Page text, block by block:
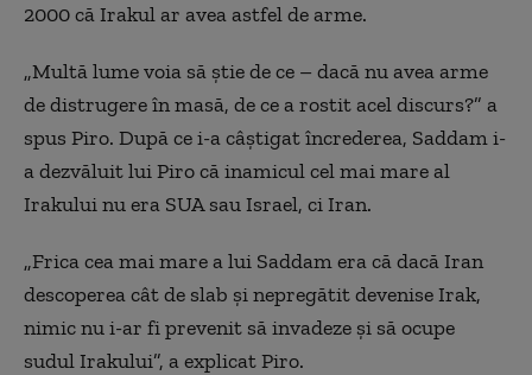
2000 că Irakul ar avea astfel de arme.
„Multă lume voia să știe de ce – dacă nu avea arme
de distrugere în masă, de ce a rostit acel discurs?” a
spus Piro. După ce i-a câștigat încrederea, Saddam i-
a dezvăluit lui Piro că inamicul cel mai mare al
Irakului nu era SUA sau Israel, ci Iran.
„Frica cea mai mare a lui Saddam era că dacă Iran
descoperea cât de slab și nepregătit devenise Irak,
nimic nu i-ar fi prevenit să invadeze și să ocupe
sudul Irakului”, a explicat Piro.